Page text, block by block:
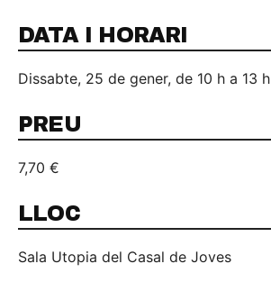
DATA I HORARI
Dissabte, 25 de gener, de 10 h a 13 h
PREU
7,70 €
LLOC
Sala Utopia del Casal de Joves